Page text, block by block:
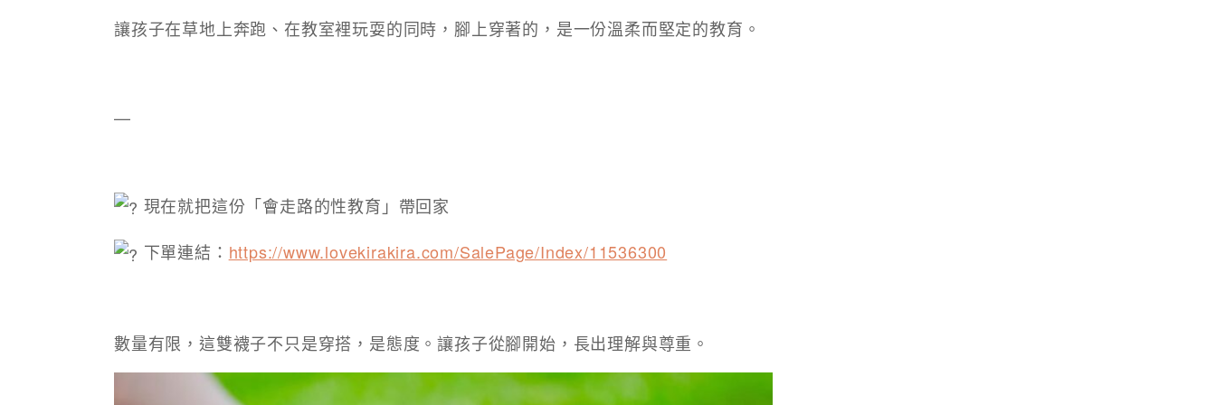
讓孩子在草地上奔跑、在教室裡玩耍的同時，腳上穿著的，是一份溫柔而堅定的教育。
—
現在就把這份「會走路的性教育」帶回家
下單連結： https://www.lovekirakira.com/SalePage/Index/11536300
數量有限，這雙襪子不只是穿搭，是態度。讓孩子從腳開始，長出理解與尊重。